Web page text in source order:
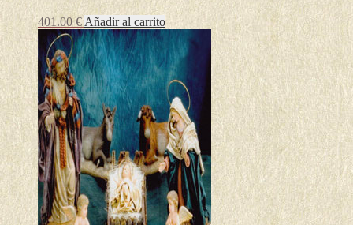
401.00€ Añadir al carrito